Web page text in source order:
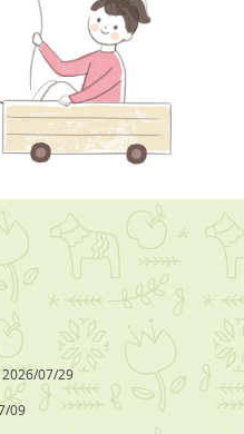
2026/07/29
09